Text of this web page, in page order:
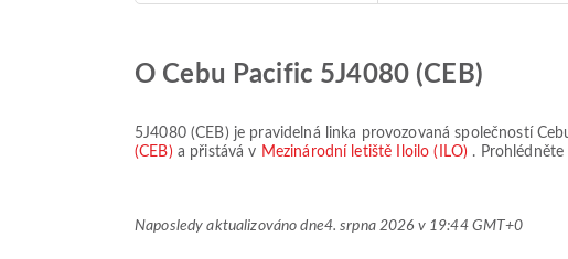
O Cebu Pacific 5J4080 (CEB)
5J4080(CEB) je pravidelná linka provozovaná společností
(CEB) a přistává v Mezinárodní letiště Iloilo (ILO) .
Naposledy aktualizováno dne4. srpna 2026 v 19:44 GMT+0